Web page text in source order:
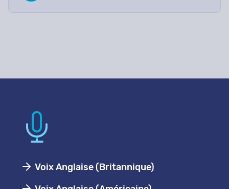
Voix Anglaise (Britannique)